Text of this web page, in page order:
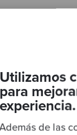
Utilizamos
para
experiencia.
de las
equivale a
que la gente
Jenkins las